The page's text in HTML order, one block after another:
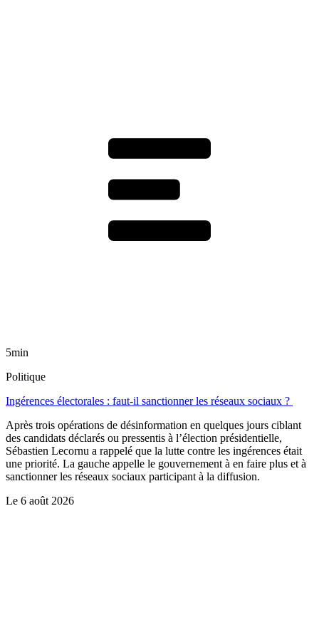
5min
Politique
Ingérences électorales : faut-il sanctionner les réseaux sociaux ?
Après trois opérations de désinformation en quelques jours ciblant
des candidats déclarés ou pressentis à l’élection présidentielle,
Sébastien Lecornu a rappelé que la lutte contre les ingérences était
une priorité. La gauche appelle le gouvernement à en faire plus et à
sanctionner les réseaux sociaux participant à la diffusion.
Le 6 août 2026